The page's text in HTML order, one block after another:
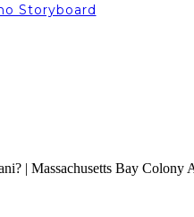
Storyboard
| Massachusetts Bay Colony